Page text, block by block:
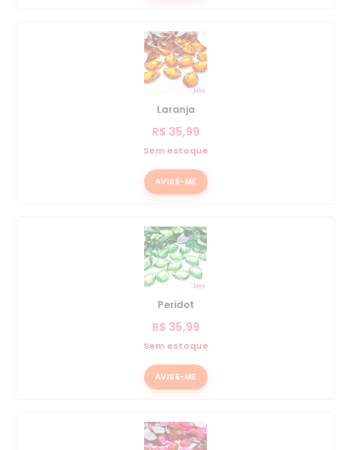
Laranja
R$ 35,99
Sem estoque
AVISE-ME
Peridot
R$ 35,99
Sem estoque
AVISE-ME